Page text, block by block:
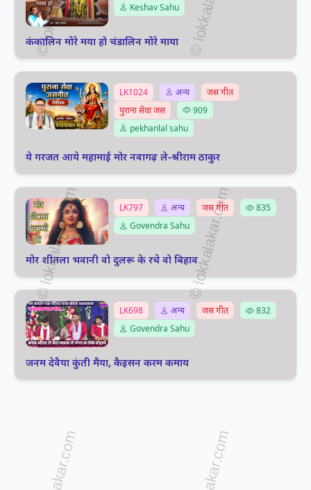
Keshav Sahu
कंकालिन मोरे मया हो चंडालिन मोरे माया
LK1024 अन्य
जस गीत
पुराना सेवा जस
909
pekhanlal sahu
ये गरजत आये महामाई मोर नवागढ़ ले-श्रीराम ठाकुर
LK797 अन्य जस गीत
835
Govendra Sahu
मोर शीतला भवानी वो दुलरू के रचे वो बिहाव
LK698 अन्य जस गीत
832
Govendra Sahu
जनम देवैया कुंती मैया, कैइसन करम कमाय